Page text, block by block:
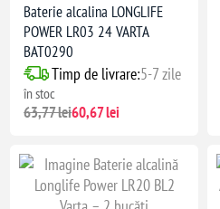
Baterie alcalina LONGLIFE
POWER LR03 24 VARTA
BAT0290
Timp de livrare:5-7 zile
în stoc
63,77 lei60,67 lei